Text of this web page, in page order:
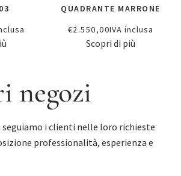
QUADRANTE MARRONE
€2.550,00IVA inclusa
Scopri di più
negozi
i clienti nelle loro richieste
professionalità, esperienza e